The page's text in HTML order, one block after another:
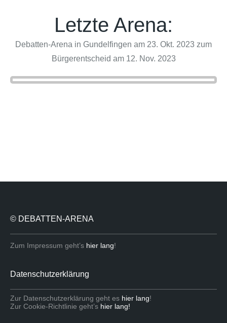
Letzte Arena:
Debatten-Arena in Gundelfingen am 23. Okt. 2023 zum
Bürgerentscheid am 12. Nov. 2023
© DEBATTEN-ARENA
Zum Impressum geht’s hier lang!
Datenschutzerklärung
Zur Datenschutzerklärung geht es hier lang!
Zur Cookie-Richtlinie geht’s hier lang!